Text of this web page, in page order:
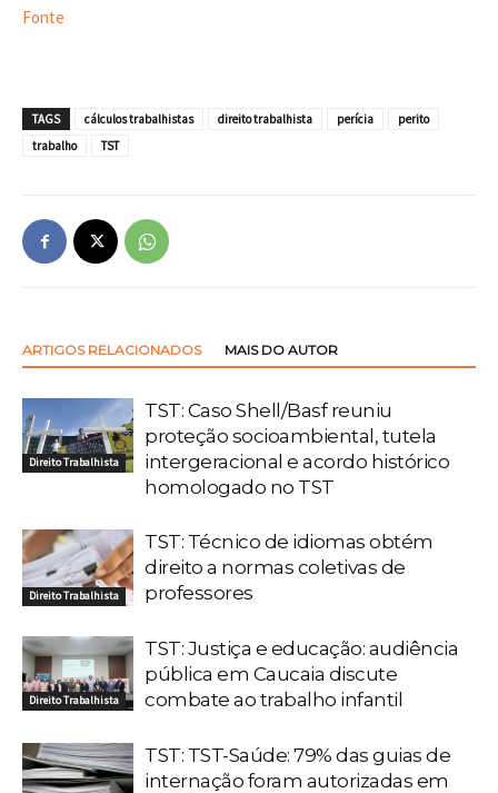
Fonte
TAGS cálculos trabalhistas direito trabalhista perícia
perito
trabalho
TST
ARTIGOS RELACIONADOS MAIS DO AUTOR
Direito Trabalhista
TST: Caso Shell/Basf reuniu
proteção socioambiental, tutela
intergeracional e acordo histórico
homologado no TST
Direito Trabalhista
TST: Técnico de idiomas obtém
direito a normas coletivas de
professores
Direito Trabalhista
TST: Justiça e educação: audiência
pública em Caucaia discute
combate ao trabalho infantil
TST: TST-Saúde: 79% das guias de
internação foram autorizadas em